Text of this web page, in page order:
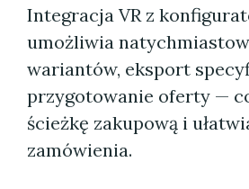
Integracja VR z
umożliwia
wariantów, eksport
przygotowanie oferty —
ścieżkę zakupową i
zamówienia.